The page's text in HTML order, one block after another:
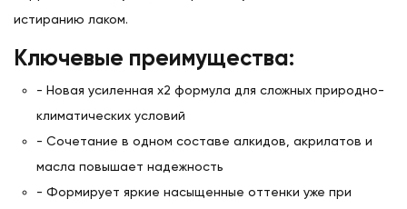
истиранию лаком.
Ключевые преимущества:
- Новая усиленная х2 формула для сложных природно-
климатических условий
- Сочетание в одном составе алкидов, акрилатов и
масла повышает надежность
- Формирует яркие насыщенные оттенки уже при